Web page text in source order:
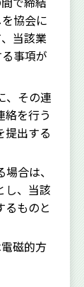
協会に
当該業
事項が
、その連
絡を行う
提出する
合は、
し、当該
るものと
磁的方